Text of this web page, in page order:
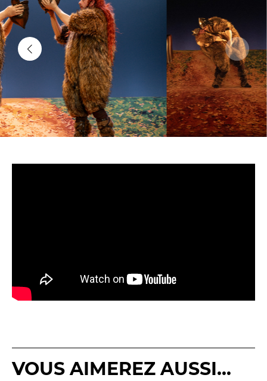
VOUS AIMEREZ AUSSI...